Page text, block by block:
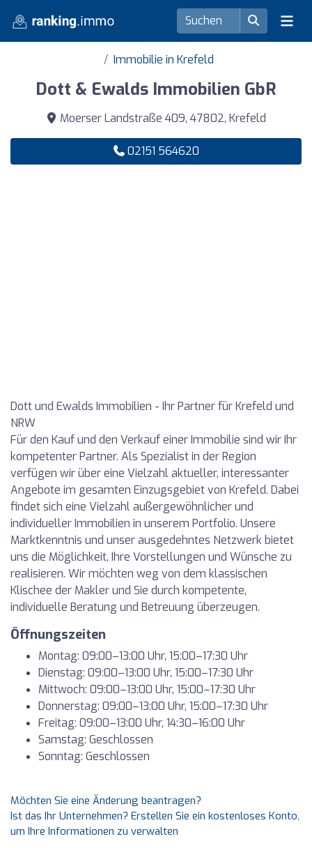
Immobilie in Krefeld
Dott & Ewalds Immobilien GbR
Moerser Landstraße 409, 47802, Krefeld
02151 564620
Dott und Ewalds Immobilien - Ihr Partner für Krefeld und
NRW
Für den Kauf und den Verkauf einer Immobilie sind wir Ihr
kompetenter Partner. Als Spezialist in der Region
verfügen wir über eine Vielzahl aktueller, interessanter
Angebote im gesamten Einzugsgebiet von Krefeld. Dabei
findet sich eine Vielzahl außergewöhnlicher und
individueller Immobilien in unserem Portfolio. Unsere
Marktkenntnis und unser ausgedehntes Netzwerk bietet
uns die Möglichkeit, Ihre Vorstellungen und Wünsche zu
realisieren. Wir möchten weg von dem klassischen
Klischee der Makler und Sie durch kompetente,
individuelle Beratung und Betreuung überzeugen.
Öffnungszeiten
Montag: 09:00–13:00 Uhr, 15:00–17:30 Uhr
Dienstag: 09:00–13:00 Uhr, 15:00–17:30 Uhr
Mittwoch: 09:00–13:00 Uhr, 15:00–17:30 Uhr
Donnerstag: 09:00–13:00 Uhr, 15:00–17:30 Uhr
Freitag: 09:00–13:00 Uhr, 14:30–16:00 Uhr
Samstag: Geschlossen
Sonntag: Geschlossen
Möchten Sie eine Änderung beantragen?
Ist das Ihr Unternehmen? Erstellen Sie ein kostenloses Konto,
um Ihre Informationen zu verwalten